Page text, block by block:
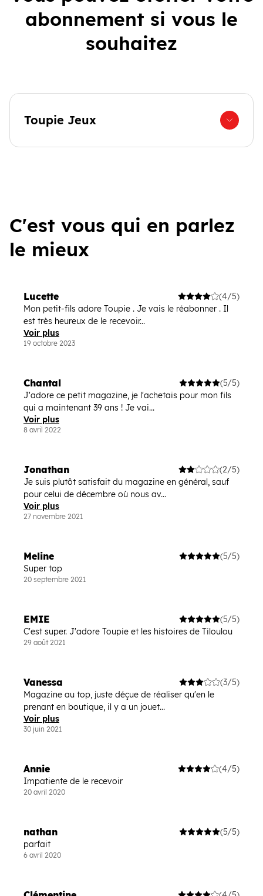
abonnement si vous le
souhaitez
Toupie Jeux
C'est vous qui en parlez
le mieux
Lucette
(4/5)
Mon petit-fils adore Toupie . Je vais le réabonner . Il
est très heureux de le recevoir...
Voir plus
19 octobre 2023
Chantal
(5/5)
J'adore ce petit magazine, je l'achetais pour mon fils
qui a maintenant 39 ans ! Je vai...
Voir plus
8 avril 2022
Jonathan
(2/5)
Je suis plutôt satisfait du magazine en général, sauf
pour celui de décembre où nous av...
Voir plus
27 novembre 2021
Meline
(5/5)
Super top
20 septembre 2021
EMIE
(5/5)
C'est super. J'adore Toupie et les histoires de Tiloulou
29 août 2021
Vanessa
(3/5)
Magazine au top, juste déçue de réaliser qu'en le
prenant en boutique, il y a un jouet...
Voir plus
30 juin 2021
Annie
(4/5)
Impatiente de le recevoir
20 avril 2020
nathan
(5/5)
parfait
6 avril 2020